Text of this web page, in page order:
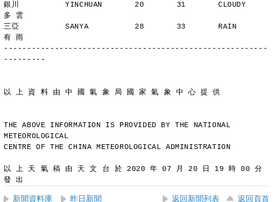
銀川          YINCHUAN       20       31       CLOUDY
多 雲
三亞          SANYA          28       33       RAIN
有 雨
---------------------------------------------------------
---------
以 上 資 料 由 中 國 氣 象 局 國 家 氣 象 中 心 提 供
THE ABOVE INFORMATION IS PROVIDED BY THE NATIONAL
METEOROLOGICAL
CENTRE OF THE CHINA METEOROLOGICAL ADMINISTRATION
以 上 天 氣 稿 由 天 文 台 於 2020 年 07 月 20 日 19 時 00 分
發 出
新聞資料庫 昨日新聞 返回新聞列表 返回頁首